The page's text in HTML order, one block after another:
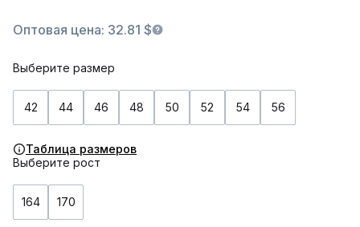
Оптовая цена: 32.81 $
Выберите размер
42 44 46 48 50 52 54 56
Таблица размеров
Выберите рост
164 170